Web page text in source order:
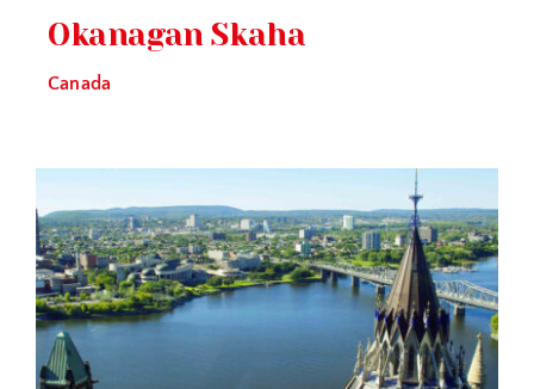
Okanagan Skaha
Canada